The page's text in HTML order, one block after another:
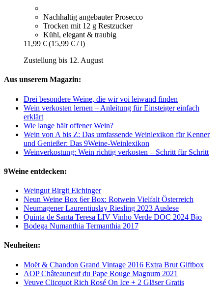
Nachhaltig angebauter Prosecco
Trocken mit 12 g Restzucker
Kühl, elegant & traubig
11,99 € (15,99 € / l)
Zustellung bis 12. August
Aus unserem Magazin:
Drei besondere Weine, die wir voi leiwand finden
Wein verkosten lernen – Anleitung für Einsteiger einfach
erklärt
Wie lange hält offener Wein?
Wein von A bis Z: Das umfassende Weinlexikon für Kenner
und Genießer: Das 9Weine-Weinlexikon
Weinverkostung: Wein richtig verkosten – Schritt für Schritt
9Weine entdecken:
Weingut Birgit Eichinger
Neun Weine Box 6er Box: Rotwein Vielfalt Österreich
Neumagener Laurentiuslay Riesling 2023 Auslese
Quinta de Santa Teresa LIV Vinho Verde DOC 2024 Bio
Bodega Numanthia Termanthia 2017
Neuheiten:
Moët & Chandon Grand Vintage 2016 Extra Brut Giftbox
AOP Châteauneuf du Pape Rouge Magnum 2021
Veuve Clicquot Rich Rosé On Ice + 2 Gläser Gratis